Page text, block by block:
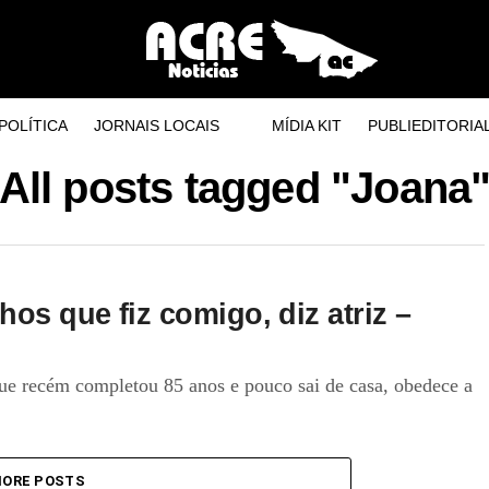
JORNAIS LOCAIS MÍDIA KIT
posts tagged
que fiz comigo, diz atriz –
completou 85 anos e pouco sai de casa, obedece a
POSTS